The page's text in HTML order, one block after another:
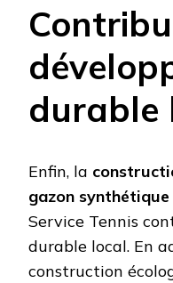
durable
Enfin, la
gazon
Service Tennis
durable local. En
construction